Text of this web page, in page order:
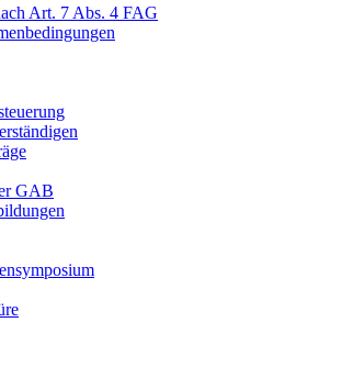
Art. 7 Abs. 4 FAG
GAB